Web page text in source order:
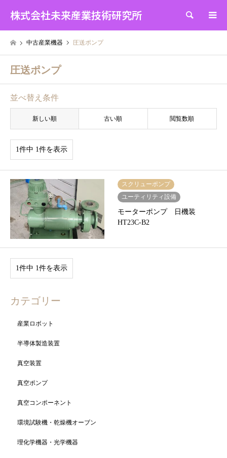
株式会社未来産業技術研究所 検索
中古産業機器 圧送ポンプ
圧送ポンプ
並べ替え条件
新しい順 古い順 閲覧数順
1件中 1件を表示
スクリューポンプ
ユーティリティ設備
モーターポンプ 日機装
HT23C-B2
1件中 1件を表示
カテゴリー
産業ロボット
半導体製造装置
真空装置
真空ポンプ
真空コンポーネント
環境試験機・乾燥機オーブン
理化学機器・光学機器